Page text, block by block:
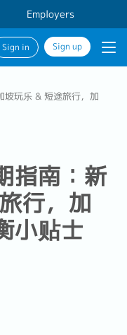
Employers
Sign in Sign up
坡玩乐 & 短途旅行，加
指南：新
行，加
小贴士